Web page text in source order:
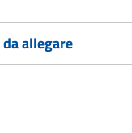
allegare